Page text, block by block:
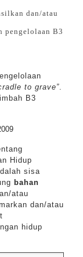
dan/atau
pengelolaan B3
to grave”.
B3
Hidup
sisa
bahan
atau
dan/atau
hidup